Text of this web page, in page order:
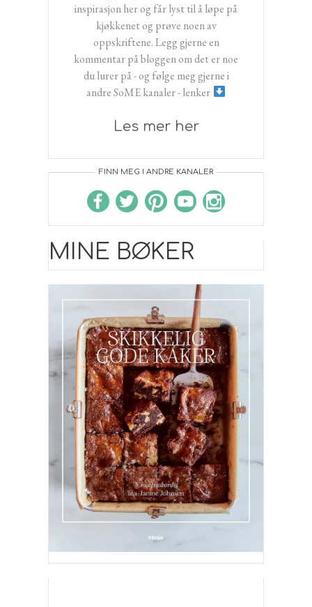
inspirasjon her og får lyst til å løpe på
kjøkkenet og prøve noen av
oppskriftene. Legg gjerne en
kommentar på bloggen om det er noe
du lurer på - og følge meg gjerne i
andre SoME kanaler - lenker
Les mer her
FINN MEG I ANDRE KANALER
MINE BØKER